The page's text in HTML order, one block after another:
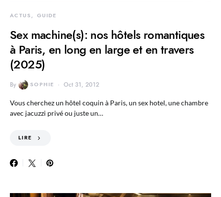
ACTUS GUIDE
Sex machine(s): nos hôtels romantiques
à Paris, en long en large et en travers
(2025)
By SOPHIE Oct 31, 2012
Vous cherchez un hôtel coquin à Paris, un sex hotel, une chambre
avec jacuzzi privé ou juste un…
LIRE